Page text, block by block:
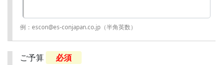
例：escon@es-conjapan.co.jp（半角英数）
ご予算 必須